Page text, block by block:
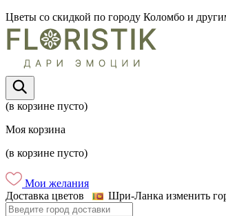
Цветы со скидкой по городу Коломбо и
(в корзине пусто)
Моя корзина
(в корзине пусто)
Мои желания
Доставка цветов
Шри-Ланка изменить